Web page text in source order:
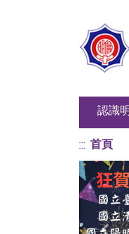
認識
首頁
:::